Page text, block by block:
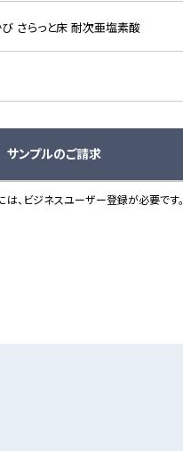
さらっと床 耐次亜塩素酸
サンプルのご請求
、ビジネスユーザー登録が必要です。